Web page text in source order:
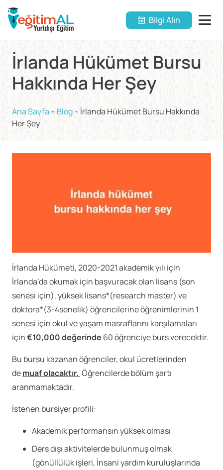
Bilgi Alın
İrlanda Hükümet Bursu
Hakkında Her Şey
Ana Sayfa – Blog– İrlanda Hükümet Bursu Hakkında
Her Şey
İrlanda Hükümeti, 2020-2021 akademik yılı için
İrlanda’da okumak için başvuracak olan lisans (son
senesi için), yüksek lisans*(research master) ve
doktora*(3-4senelik) öğrencilerine öğrenimlerinin 1
senesi için okul ve yaşam masraflarını karşılamaları
için€10,000 değerinde 60 öğrenciye burs verecektir.
Bu bursu kazanan öğrenciler, okul ücretlerinden
demuaf olacaktır. Öğrencilerde bölüm şartı
aranmamaktadır.
İstenen bursiyer profili:
Akademik performansın yüksek olması
Ders dışı aktivitelerde bulunmuş olmak
(gönüllülük işleri, İnsani yardım kuruluşlarında